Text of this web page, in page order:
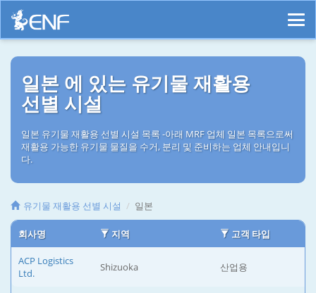
일본 에 있는 유기물 재활용
선별 시설
일본 유기물 재활용 선별 시설 목록 -아래 MRF 업체 일본 목록으로써
재활용 가능한 유기물 물질을 수거, 분리 및 준비하는 업체 안내입니
다.
유기물 재활용 선별 시설 일본
회사명 지역 고객 타입
ACP Logistics
Ltd.
Shizuoka 산업용